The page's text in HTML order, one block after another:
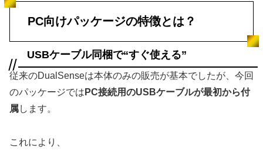
PC向けパッケージの特徴とは？
USBケーブル同梱で“すぐ使える”
従来のDualSenseは本体のみの販売が基本でしたが、今回
のパッケージでは PC接続用のUSBケーブルが最初から付
属します。
これにより、